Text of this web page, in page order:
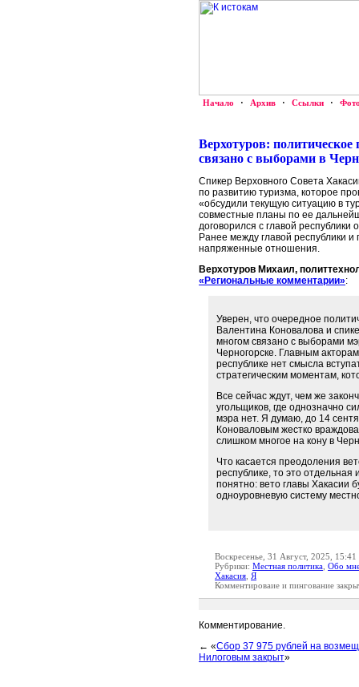
Начало · Архив · Ссылки ·
Верхотуров:
связано с выборами в
Спикер Верховного Совета
по развитию туризма, которое
«обсудили текущую ситуацию в
совместные планы по ее
договорился с главой республики
Ранее между главой республики
напряженные отношения.
Верхотуров Михаил,
«Региональные комментарии»:
Уверен, что очередное
Валентина Коновалова и
многом связано с выборами
Черногорске. Главным
республике нет смысла
стратегическим моментам,
Все сейчас ждут, чем же
угольщиков, где однозначно
мэра нет. Я думаю, до 14
Коноваловым жестко
слишком многое на кону в
Что касается преодоления
республике, то это отдельная
понятно: вето главы Хакасии
одноуровневую систему
Воскресенье, 31 Август, 2025, 15:41
Рубрики: Местная политика Обо
Хакасия Я
Комментироваие и пингование
Комментирование.
← «Сбор 37 975 рублей на
Нилоговым закрыт»